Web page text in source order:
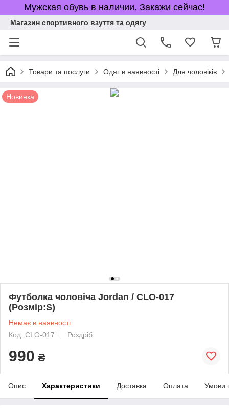
Мужская обувь в наличии. Закажи сейчас!
Магазин спортивного взуття та одягу
Товари та послуги Одяг в наявності Для чоловіків
Новинка
Футболка чоловіча Jordan / CLO-017
(Розмір:S)
Немає в наявності
Код: CLO-017
Роздріб
990 ₴
Опис Характеристики Доставка Оплата Умови